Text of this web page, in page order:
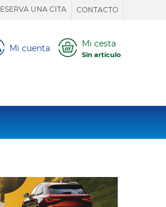
UNA CITA CONTACTO
Mi cuenta Mi cesta
Sin artículo